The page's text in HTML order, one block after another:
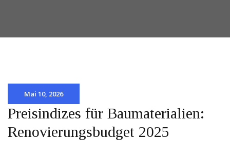
Mai 10, 2026
Preisindizes für Baumaterialien:
Renovierungsbudget 2025